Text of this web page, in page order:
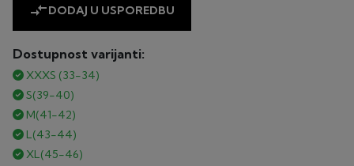
compare_arrowsDODAJ U USPOREDBU
Dostupnost varijanti:
XXXS (33-34)
S(39-40)
M(41-42)
L(43-44)
XL(45-46)